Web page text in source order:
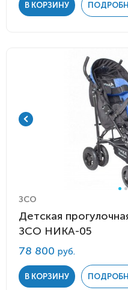
В КОРЗИНУ
ЗСО
Детская
ЗСО НИКА-05
78 800 руб.
В КОРЗИНУ